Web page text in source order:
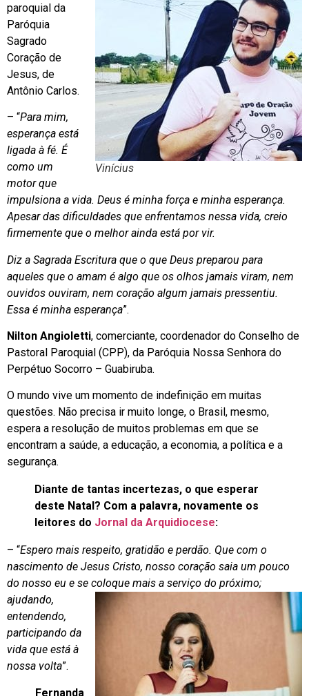
Vinícius
paroquial da
Paróquia
Sagrado
Coração de
Jesus, de
Antônio Carlos.
– “Para mim,
esperança está
ligada à fé. É
como um
motor que
impulsiona a vida. Deus é minha força e minha esperança.
Apesar das dificuldades que enfrentamos nessa vida, creio
firmemente que o melhor ainda está por vir.
Diz a Sagrada Escritura que o que Deus preparou para
aqueles que o amam é algo que os olhos jamais viram, nem
ouvidos ouviram, nem coração algum jamais pressentiu.
Essa é minha esperança”.
Nilton Angioletti, comerciante, coordenador do Conselho de
Pastoral Paroquial (CPP), da Paróquia Nossa Senhora do
Perpétuo Socorro – Guabiruba.
O mundo vive um momento de indefinição em muitas
questões. Não precisa ir muito longe, o Brasil, mesmo,
espera a resolução de muitos problemas em que se
encontram a saúde, a educação, a economia, a política e a
segurança.
Diante de tantas incertezas, o que esperar
deste Natal? Com a palavra, novamente os
leitores do Jornal da Arquidiocese:
– “Espero mais respeito, gratidão e perdão. Que com o
nascimento de Jesus Cristo, nosso coração saia um pouco
do nosso eu e se coloque mais a serviço do próximo;
ajudando,
entendendo,
participando da
vida que está à
nossa volta”.
Fernanda